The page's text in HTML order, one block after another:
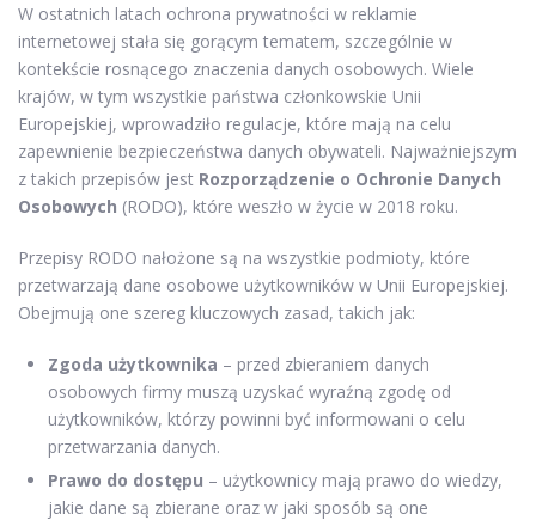
W ostatnich latach ochrona prywatności w reklamie
internetowej stała się gorącym tematem, szczególnie w
kontekście rosnącego znaczenia danych osobowych. Wiele
krajów, w tym wszystkie państwa członkowskie Unii
Europejskiej, wprowadziło regulacje, które mają na celu
zapewnienie bezpieczeństwa danych obywateli. Najważniejszym
z takich przepisów jest Rozporządzenie o Ochronie Danych
Osobowych (RODO), które weszło w życie w 2018 roku.
Przepisy RODO nałożone są na wszystkie podmioty, które
przetwarzają dane osobowe użytkowników w Unii Europejskiej.
Obejmują one szereg kluczowych zasad, takich jak:
Zgoda użytkownika – przed zbieraniem danych
osobowych firmy muszą uzyskać wyraźną zgodę od
użytkowników, którzy powinni być informowani o celu
przetwarzania danych.
Prawo do dostępu – użytkownicy mają prawo do wiedzy,
jakie dane są zbierane oraz w jaki sposób są one